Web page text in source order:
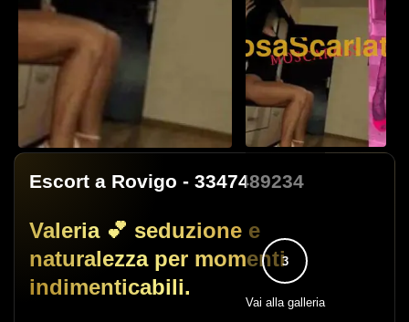
Escort a Rovigo - 3347489234
Valeria 💕 seduzione e
naturalezza per momenti
indimenticabili.
3
Vai alla galleria